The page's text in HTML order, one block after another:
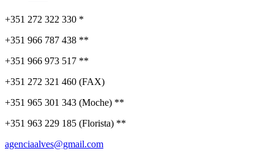
+351 272 322 330 *
+351 966 787 438 **
+351 966 973 517 **
+351 272 321 460 (FAX)
+351 965 301 343 (Moche) **
+351 963 229 185 (Florista) **
agenciaalves@gmail.com